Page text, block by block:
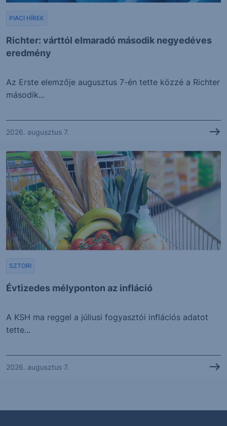
Richter: várttól elmaradó második negyedéves
eredmény
PIACI HÍREK
Az Erste elemzője augusztus 7-én tette közzé a Richter
második...
2026. augusztus 7.
Évtizedes mélyponton az infláció
SZTORI
A KSH ma reggel a júliusi fogyasztói inflációs adatot
tette...
2026. augusztus 7.